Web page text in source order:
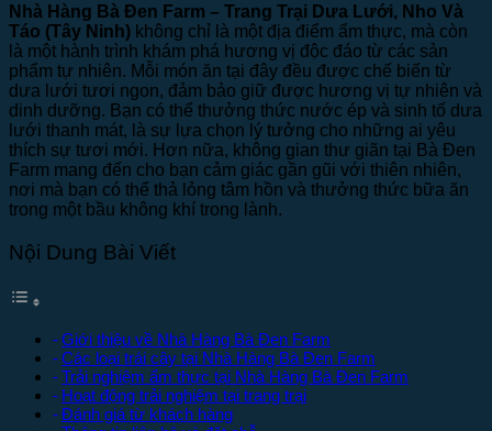
Nhà Hàng Bà Đen Farm – Trang Trại Dưa Lưới, Nho Và
Táo (Tây Ninh) không chỉ là một địa điểm ẩm thực, mà còn
là một hành trình khám phá hương vị độc đáo từ các sản
phẩm tự nhiên. Mỗi món ăn tại đây đều được chế biến từ
dưa lưới tươi ngon, đảm bảo giữ được hương vị tự nhiên và
dinh dưỡng. Bạn có thể thưởng thức nước ép và sinh tố dưa
lưới thanh mát, là sự lựa chọn lý tưởng cho những ai yêu
thích sự tươi mới. Hơn nữa, không gian thư giãn tại Bà Đen
Farm mang đến cho bạn cảm giác gần gũi với thiên nhiên,
nơi mà bạn có thể thả lỏng tâm hồn và thưởng thức bữa ăn
trong một bầu không khí trong lành.
Nội Dung Bài Viết
Giới thiệu về Nhà Hàng Bà Đen Farm
Các loại trái cây tại Nhà Hàng Bà Đen Farm
Trải nghiệm ẩm thực tại Nhà Hàng Bà Đen Farm
Hoạt động trải nghiệm tại trang trại
Đánh giá từ khách hàng